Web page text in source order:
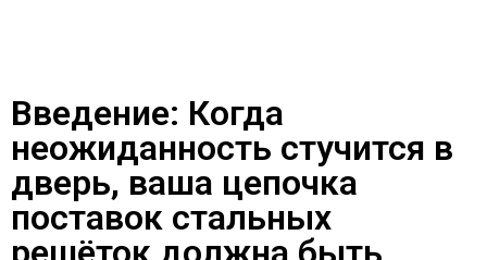
Введение: Когда
неожиданность стучится в
дверь, ваша цепочка
поставок стальных